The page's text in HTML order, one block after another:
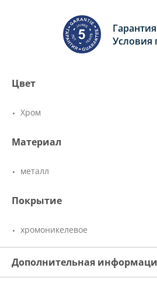
Условия
Цвет
Хром
Материал
металл
Покрытие
хромоникелевое
Дополнительная